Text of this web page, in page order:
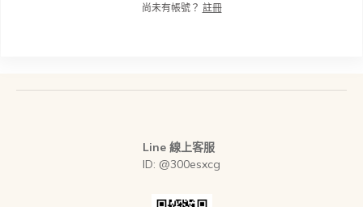
尚未有帳號？ 註冊
Line 線上客服
ID: @300esxcg